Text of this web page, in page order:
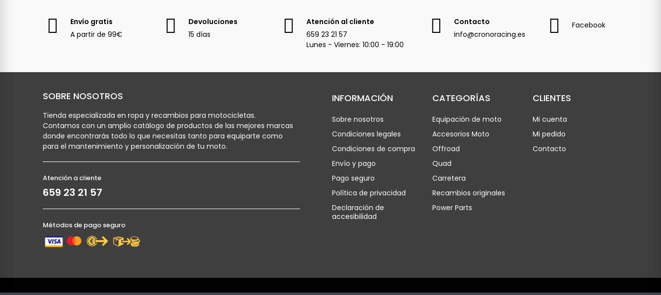
Envío gratis
A partir de 99€
Devoluciones
15 días
Atención al cliente
659 23 21 57
Lunes - Viernes: 10:00 - 19:00
Contacto
info@cronoracing.es
Facebook
SOBRE NOSOTROS
Tienda especializada en ropa y recambios para motocicletas.
Contamos con un amplio catálogo de productos de las mejores marcas
donde encontrarás todo lo que necesitas tanto para equiparte como
para el mantenimiento y personalización de tu moto.
Atención a cliente
659 23 21 57
Métodos de pago seguro
INFORMACIÓN
Sobre nosotros
Condiciones legales
Condiciones de compra
Envío y pago
Pago seguro
Política de privacidad
Declaración de
accesibilidad
CATEGORÍAS
Equipación de moto
Accesorios Moto
Offroad
Quad
Carretera
Recambios originales
Power Parts
CLIENTES
Mi cuenta
Mi pedido
Contacto